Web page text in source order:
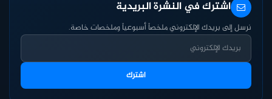
اشترك في النشرة البريدية
نرسل إلى بريدك الإلكتروني ملخصاً أسبوعياً وملخصات خاصة.
اشترك